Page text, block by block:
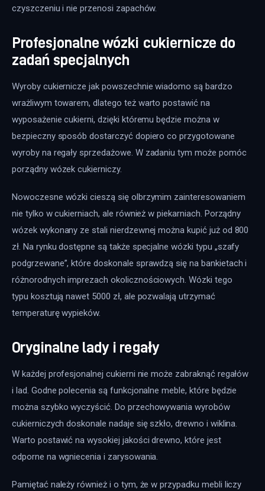
czyszczeniu i nie przenosi zapachów.
Profesjonalne wózki cukiernicze do
zadań specjalnych
Wyroby cukiernicze jak powszechnie wiadomo są bardzo
wrażliwym towarem, dlatego też warto postawić na
wyposażenie cukierni, dzięki któremu będzie można w
bezpieczny sposób dostarczyć dopiero co przygotowane
wyroby na regały sprzedażowe. W zadaniu tym może pomóc
porządny wózek cukierniczy.
Nowoczesne wózki cieszą się olbrzymim zainteresowaniem
nie tylko w cukierniach, ale również w piekarniach. Porządny
wózek wykonany ze stali nierdzewnej można kupić już od 800
zł. Na rynku dostępne są także specjalne wózki typu „szafy
podgrzewane”, które doskonale sprawdzą się na bankietach i
różnorodnych imprezach okolicznościowych. Wózki tego
typu kosztują nawet 5000 zł, ale pozwalają utrzymać
temperaturę wypieków.
Oryginalne lady i regały
W każdej profesjonalnej cukierni nie może zabraknąć regałów
i lad. Godne polecenia są funkcjonalne meble, które będzie
można szybko wyczyścić. Do przechowywania wyrobów
cukierniczych doskonale nadaje się szkło, drewno i wiklina.
Warto postawić na wysokiej jakości drewno, które jest
odporne na wgniecenia i zarysowania.
Pamiętać należy również i o tym, że w przypadku mebli liczy